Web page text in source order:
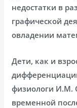
недостатки в
графической
овладении
Дети, как и
физиологи И.М.
временной